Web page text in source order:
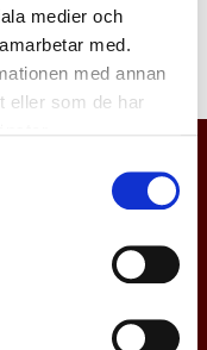
medier och
med.
med annan
eller som de har